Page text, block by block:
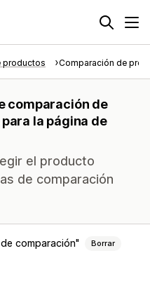
productos Comparación de
comparación de
la página de
el producto
de comparación
comparación Borrar